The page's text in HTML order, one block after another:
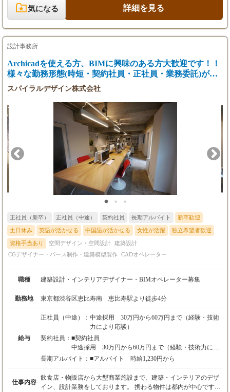
います。 ①空間デザイナー 打ち合わせ～オフィスや店舗の設計
デザイン～インテリアのコーディネートなどの空間デザイン全般
イトの修正もあります。 ③グラフィックデザイナー 新規開業さ
れたお店や既存のお客様のお店に関連するデザイン全般をお任せ
できる、グラフィックデザイナーです。月の案件は平均して10件
程度で、多い・少ない時もあります。 ④施工管理・現場監督 新
職人さんと連携しながら店舗づくりを支えるポジションです。 ★
当社に少しでも興味を持っていただければ、まずは気軽にご応募
ください。
気になる 詳細を見る
設計事務所
Archicadを使える方、BIMに興味のある方大歓迎です！！
様々な勤務形態(時短・契約社員・正社員・業務委託)が可
能。
スパイラルデザイン株式会社
正社員（新卒） 正社員（中途） 契約社員 長期アルバイト 新卒歓迎
土日休み 英語が活かせる 中国語が活かせる 女性が活躍 独立希望者歓迎
資格手当あり 空間デザイン・空間設計 建築設計
CGデザイナー・パース制作・建築模型製作 CADオペレーター
職種 建築設計・インテリアデザイナー・BIMオペレーター募集
勤務地 東京都渋谷区恵比寿南 恵比寿駅より徒歩4分
給与
正社員（中途）： 中途採用 30万円から60万円まで（経験・技術
力により応談）
契約社員： ■契約社員
中途採用 30万円から60万円まで（経験・技術力によ
り応談）
委細面談の上決定させて頂きます。
長期アルバイト： ■アルバイト 時給1,230円から
仕事内容
飲食店・物販店から大型商業施設まで、建築・インテリアのデザ
イン、設計業務をしております。 携わる物件は都内が中心です